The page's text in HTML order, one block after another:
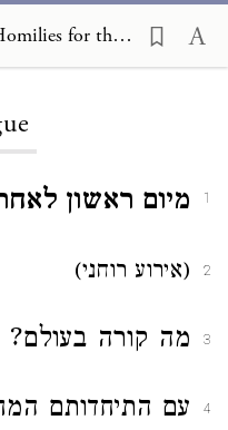
Al Kapot HaMan'ul; Homilies for the Days of Awe, Epilogue
1 מיום ראשון
2 (אירוע רוחני)
3 מה קורה בעולם?
4
עם התיחדותם